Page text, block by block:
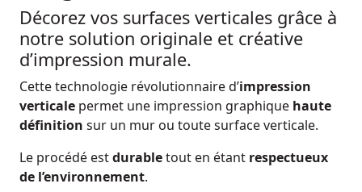
Décorez vos surfaces verticales grâce à
notre solution originale et créative
d’impression murale.
Cette technologie révolutionnaire d’impression
verticale permet une impression graphique haute
définition sur un mur ou toute surface verticale.
Le procédé estdurabletout en étant respectueux
de l’environnement.